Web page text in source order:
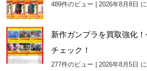
489件のビュー |2026年8月8日
新作ガンプラを買取強化
チェック！
277件のビュー |2026年8月5日